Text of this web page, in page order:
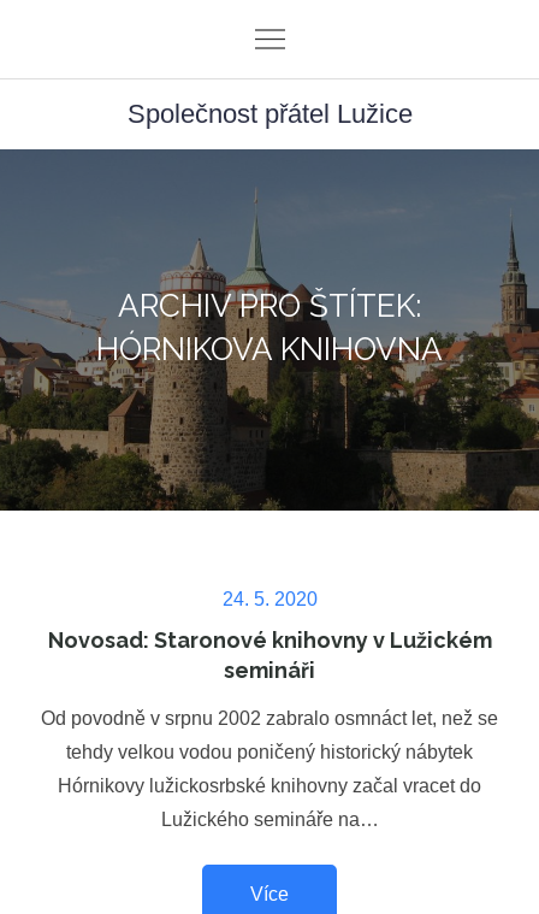
content
Společnost přátel Lužice
ARCHIV PRO ŠTÍTEK:
HÓRNIKOVA KNIHOVNA
Posted
on
24. 5. 2020
Novosad: Staronové knihovny v Lužickém
semináři
Od povodně v srpnu 2002 zabralo osmnáct let, než se
tehdy velkou vodou poničený historický nábytek
Hórnikovy lužickosrbské knihovny začal vracet do
Lužického semináře na…
Více